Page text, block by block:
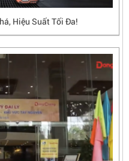
Hiệu Suất Tối Đa!